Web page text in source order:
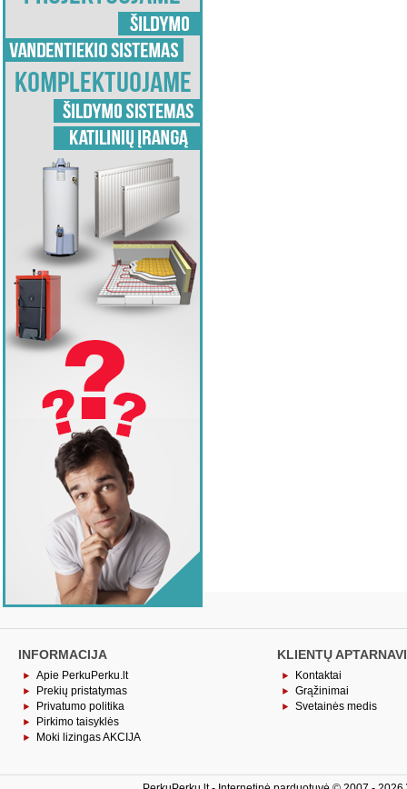
INFORMACIJA
Apie PerkuPerku.lt
Prekių pristatymas
Privatumo politika
Pirkimo taisyklės
Moki lizingas AKCIJA
KLIENTŲ
Kontaktai
Grąžinimai
Svetainės medis